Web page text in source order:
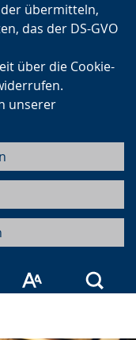
übermitteln,
das der DS-GVO
über die Cookie-
unserer